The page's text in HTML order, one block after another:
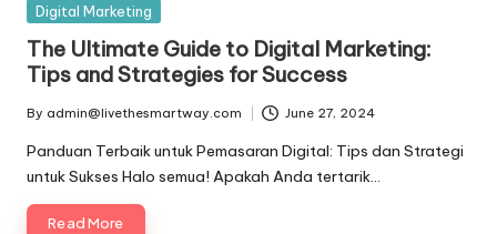
Posted
Digital Marketing
The Ultimate Guide to Digital Marketing:
Tips and Strategies for Success
Posted
by
By admin@livethesmartway.com June 27, 2024
Panduan Terbaik untuk Pemasaran Digital: Tips dan Strategi
untuk Sukses Halo semua! Apakah Anda tertarik…
Read More